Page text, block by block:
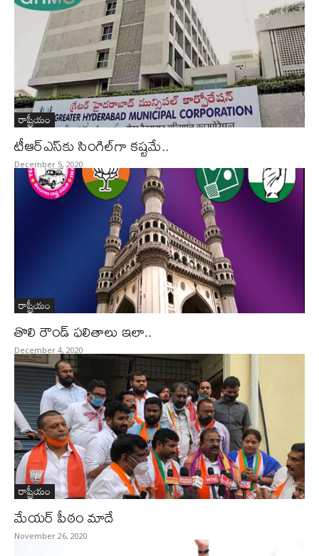
రాష్ట్రీయం
టీఆర్‌ఎస్‌కు సింగిల్‌గా కష్టమే..
December 5, 2020
రాష్ట్రీయం
తొలి రౌండ్‌ ఫలితాలు ఇలా..
December 4, 2020
రాష్ట్రీయం
మేయర్ పీఠం మాదే
November 26, 2020